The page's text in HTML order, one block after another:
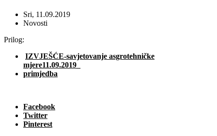
Sri, 11.09.2019
Novosti
Prilog:
IZVJEŠĆE-savjetovanje asgrotehničke
mjere11.09.2019_
primjedba
Facebook
Twitter
Pinterest